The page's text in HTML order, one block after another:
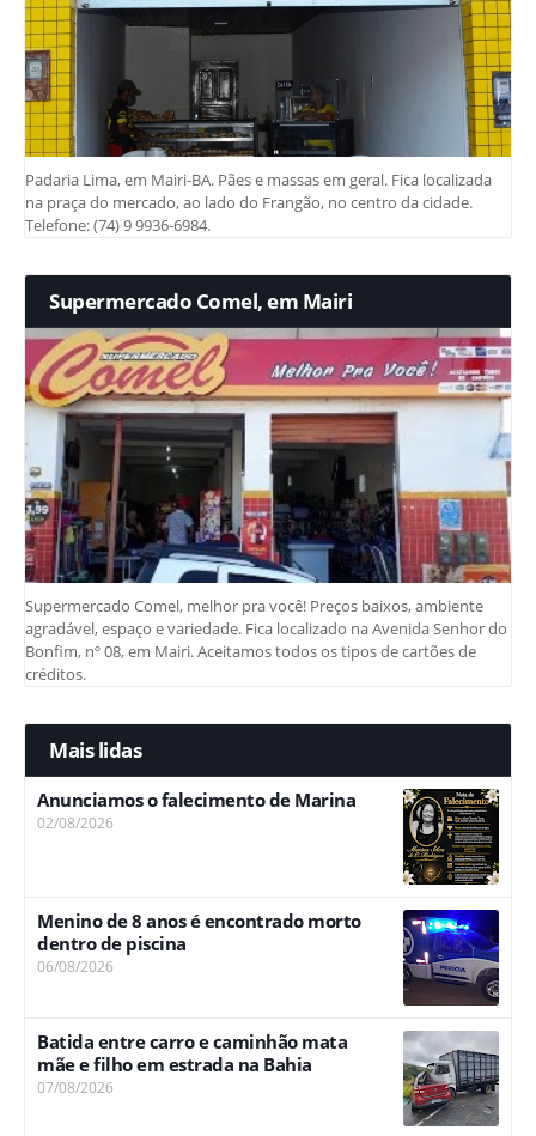
Padaria Lima, em Mairi-BA. Pães e massas em geral. Fica localizada
na praça do mercado, ao lado do Frangão, no centro da cidade.
Telefone: (74) 9 9936-6984.
Supermercado Comel, em Mairi
Supermercado Comel, melhor pra você! Preços baixos, ambiente
agradável, espaço e variedade. Fica localizado na Avenida Senhor do
Bonfim, nº 08, em Mairi. Aceitamos todos os tipos de cartões de
créditos.
Mais lidas
Anunciamos o falecimento de Marina
02/08/2026
Menino de 8 anos é encontrado morto
dentro de piscina
06/08/2026
Batida entre carro e caminhão mata
mãe e filho em estrada na Bahia
07/08/2026